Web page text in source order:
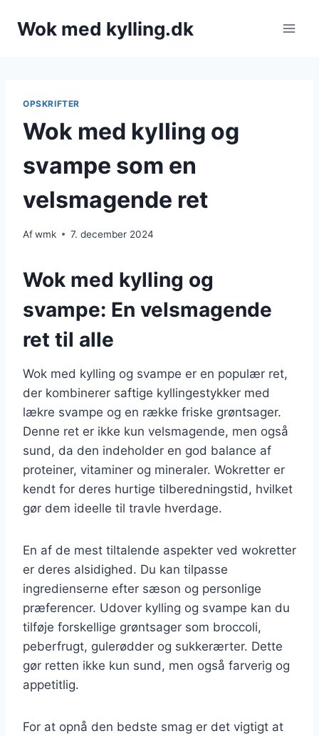
Wok med kylling.dk
OPSKRIFTER
Wok med kylling og
svampe som en
velsmagende ret
Afwmk 7. december 2024
Wok med kylling og
svampe: En velsmagende
ret til alle
Wok med kylling og svampe er en populær ret,
der kombinerer saftige kyllingestykker med
lækre svampe og en række friske grøntsager.
Denne ret er ikke kun velsmagende, men også
sund, da den indeholder en god balance af
proteiner, vitaminer og mineraler. Wokretter er
kendt for deres hurtige tilberedningstid, hvilket
gør dem ideelle til travle hverdage.
En af de mest tiltalende aspekter ved wokretter
er deres alsidighed. Du kan tilpasse
ingredienserne efter sæson og personlige
præferencer. Udover kylling og svampe kan du
tilføje forskellige grøntsager som broccoli,
peberfrugt, gulerødder og sukkerærter. Dette
gør retten ikke kun sund, men også farverig og
appetitlig.
For at opnå den bedste smag er det vigtigt at